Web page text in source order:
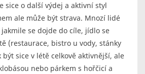
sice o další výdej a aktivní styl
ale může být strava. Mnozí lidé
se dojde do cíle, jídlo se
(restaurace, bistro u vody, stánky
sice v létě celkově aktivnější, ale
nebo párkem s hořčicí a